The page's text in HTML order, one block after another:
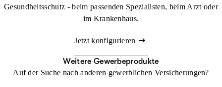
Gesundheitsschutz - beim passenden Spezialisten, beim Arzt oder
im Krankenhaus.
Jetzt konfigurieren
Weitere Gewerbeprodukte
Auf der Suche nach anderen gewerblichen Versicherungen?